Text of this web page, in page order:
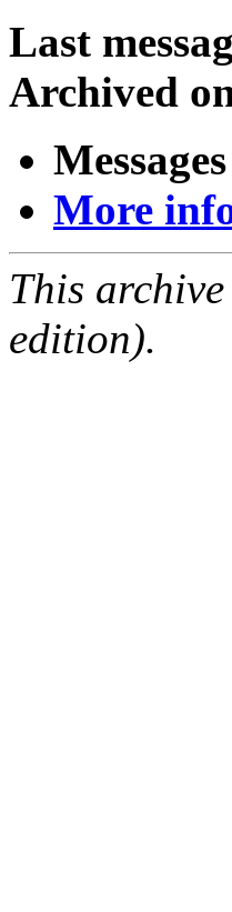
Last
Archived
More
This
edition).